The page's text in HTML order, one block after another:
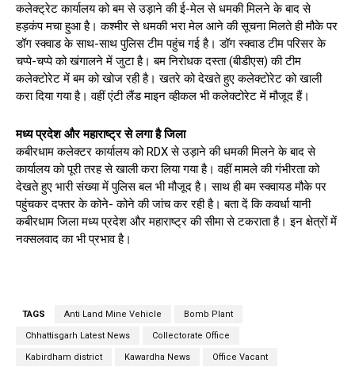
कलेक्ट्रेट कार्यालय को बम से उड़ाने की ई-मेल से धमकी मिलने के बाद से
हड़कंप मचा हुआ है। कश्मीर से धमकी भरा मेल आने की सूचना मिलते ही मौके पर
डॉग स्क्वाड के साथ-साथ पुलिस टीम पहुंच गई है। डॉग स्क्वाड टीम परिसर के
चप्पे-चप्पे को खंगालने में जुटा है। बम निरोधक दस्ता (बीडीएस) की टीम
कलेक्टोरेट में बम को खोज रही है। खतरे को देखते हुए कलेक्टोरेट को खाली
करा दिया गया है। वहीं एंटी लैंड माइन व्हीकल भी कलेक्टोरेट में मौजूद हैं।
मध्य प्रदेश और महाराष्ट्र से लगा है जिला
कबीरधाम कलेक्टर कार्यालय को RDX से उड़ाने की धमकी मिलने के बाद से
कार्यालय को पूरी तरह से खाली करा लिया गया है। वहीं मामले की गंभीरता को
देखते हुए भारी संख्या में पुलिस बल भी मौजूद है। साथ ही बम स्क्वायड मौके पर
पहुंचकर दफ्तर के कोने- कोने की जांच कर रही है। बता दें कि कवर्धा यानी
कबीरधाम जिला मध्य प्रदेश और महाराष्ट्र की सीमा से टकराता है। इन क्षेत्रों में
नक्सलवाद का भी प्रभाव है।
TAGS Anti Land Mine Vehicle Bomb Plant
Chhattisgarh Latest News Collectorate Office
Kabirdham district Kawardha News Office Vacant